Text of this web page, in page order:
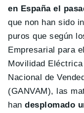
en España el
que non han sido
puros que según
Empresarial para
Movilidad
Nacional de
(GANVAM), las
han desplomado